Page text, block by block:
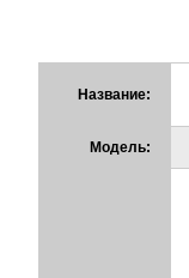
Название:
Модель: